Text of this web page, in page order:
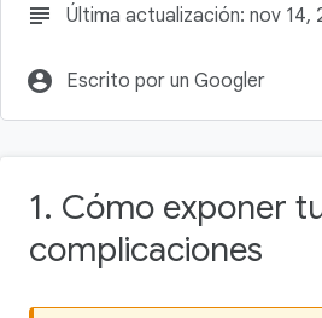
subject Última actualización: nov 14,
account_circle Escrito por un Googler
1. Cómo exponer
complicaciones